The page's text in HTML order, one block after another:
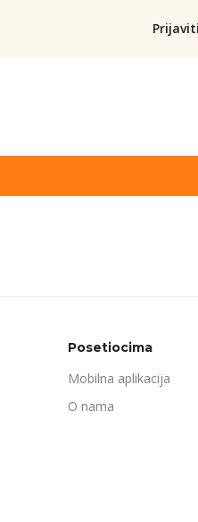
Posetiocima
Mobilna aplikacija
O nama